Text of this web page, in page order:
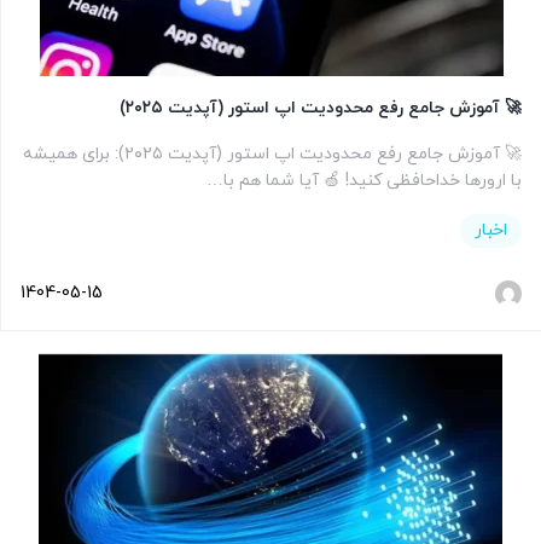
🚀 آموزش جامع رفع محدودیت اپ استور (آپدیت ۲۰۲۵)
🚀 آموزش جامع رفع محدودیت اپ استور (آپدیت ۲۰۲۵): برای همیشه
با ارورها خداحافظی کنید! 🍏 آیا شما هم با…
اخبار
1404-05-15